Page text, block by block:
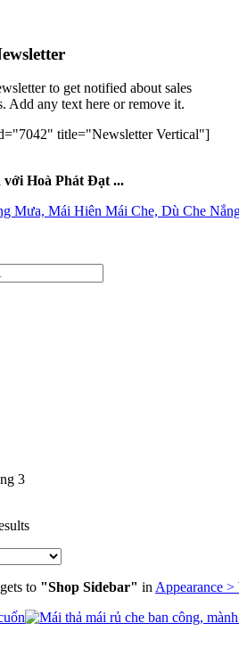
to get notified about sales
Add any text here or remove it.
title="Newsletter Vertical"]
với Hoà Phát Đạt ...
3
to "Shop Sidebar" inAppearance >